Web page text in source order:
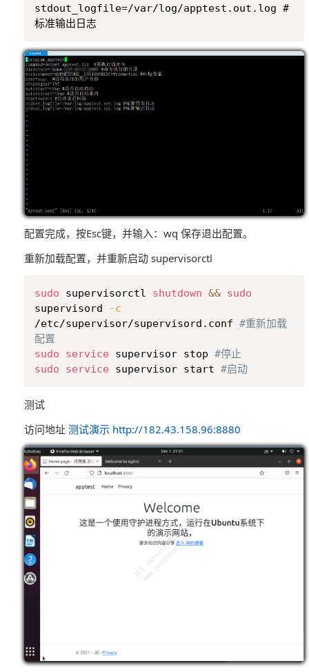
stdout_logfile=/var/log/apptest.out.log #
配置完成，按Esc键，并输入：wq 保存退出配置。
重新加载配置，并重新启动 supervisorctl
sudo supervisorctl shutdown && sudo
supervisord
-c
/etc/supervisor/supervisord.conf #重新加载
配置
sudo
service supervisor stop #停止
sudo
service supervisor start #启动
测试
访问地址 测试演示 http://182.43.158.96:8880